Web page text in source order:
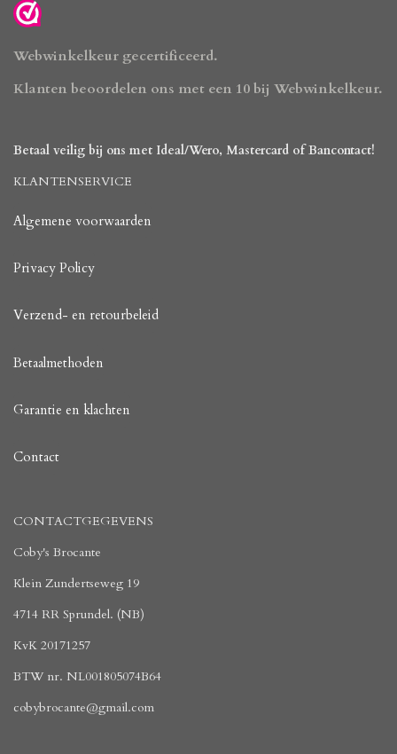
Webwinkelkeur gecertificeerd.
Klanten beoordelen ons met een 10 bij Webwinkelkeur.
Betaal veilig bij ons met Ideal/Wero, Mastercard of Bancontact!
KLANTENSERVICE
Algemene voorwaarden
Privacy Policy
Verzend- en retourbeleid
Betaalmethoden
Garantie en klachten
Contact
CONTACTGEGEVENS
Coby's Brocante
Klein Zundertseweg 19
4714 RR Sprundel. (NB)
KvK 20171257
BTW nr. NL001805074B64
cobybrocante@gmail.com